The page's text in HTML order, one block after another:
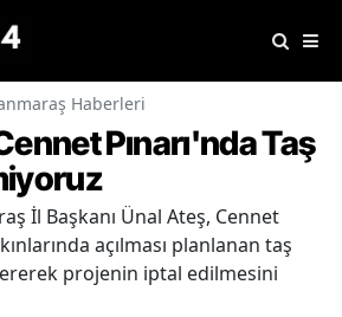
Haberleri
Pınarı'nda Taş
İl Başkanı Ünal Ateş, Cennet
açılması planlanan taş
projenin iptal edilmesini